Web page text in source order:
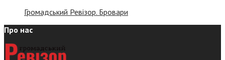
Громадський Ревізор. Бровари
Про нас